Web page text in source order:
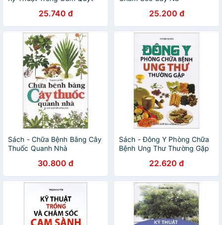
25.740 đ 25.200 đ
Sách - Chữa Bệnh Bằng Cây
Thuốc Quanh Nhà
30.800 đ
Sách - Đông Y Phòng Chữa
Bệnh Ung Thư Thường Gặp
22.620 đ